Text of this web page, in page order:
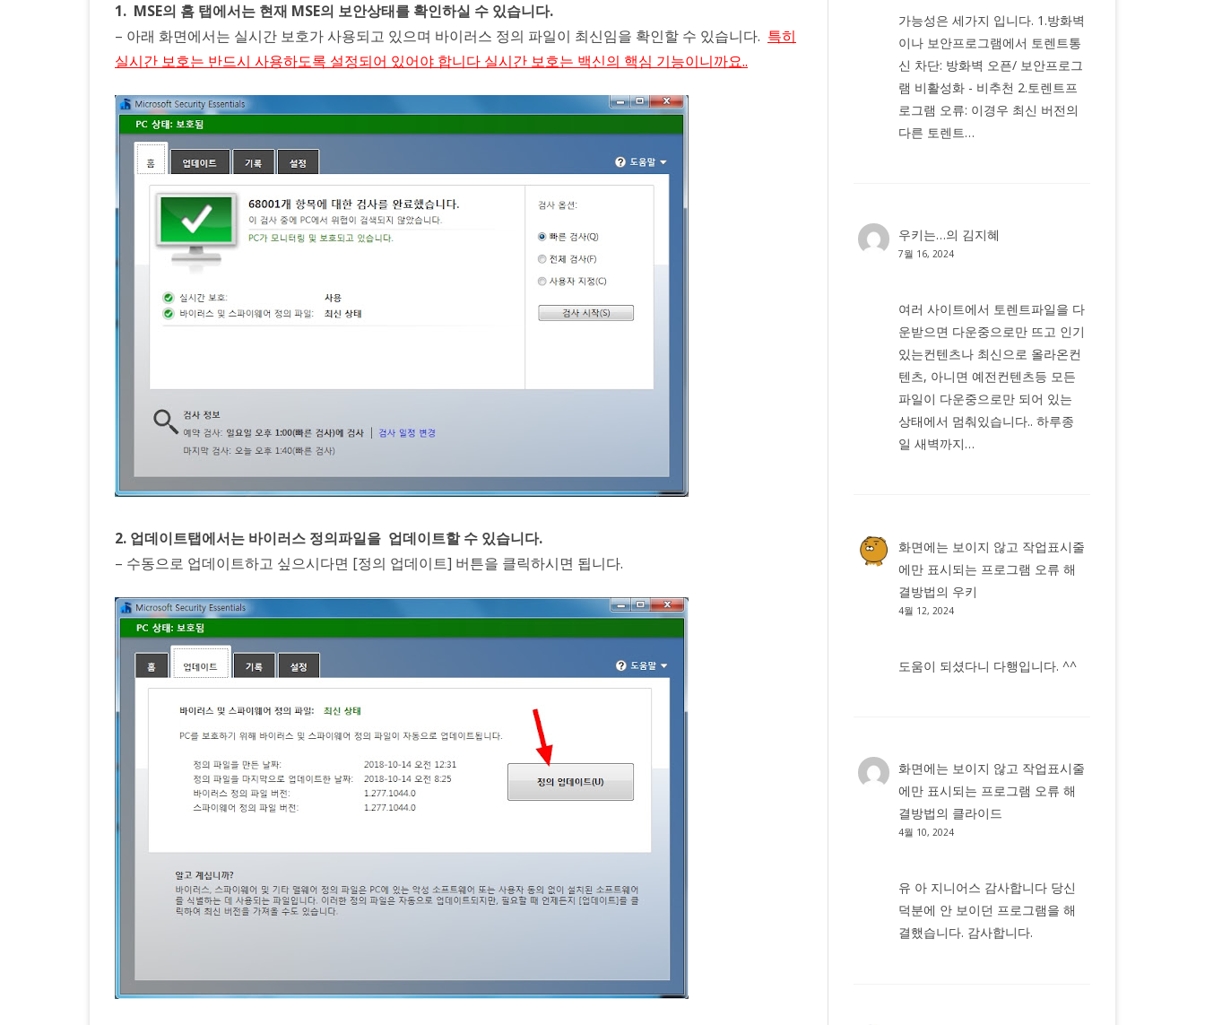
1. MSE의 홈 탭에서는 현재 MSE의 보안상태를 확인하실 수 있습니다.
– 아래 화면에서는 실시간 보호가 사용되고 있으며 바이러스 정의 파일이 최신임을 확인할 수 있습니다. 특히
실시간 보호는 반드시 사용하도록 설정되어 있어야 합니다 실시간 보호는 백신의 핵심 기능이니까요..
2. 업데이트탭에서는 바이러스 정의파일을 업데이트할 수 있습니다.
– 수동으로 업데이트하고 싶으시다면 [정의 업데이트] 버튼을 클릭하시면 됩니다.
가능성은 세가지 입니다. 1.방화벽
이나 보안프로그램에서 토렌트통
신 차단: 방화벽 오픈/ 보안프로그
램 비활성화 - 비추천 2.토렌트프
로그램 오류: 이경우 최신 버전의
다른 토렌트…
우키는…의 김지혜
7월 16, 2024
여러 사이트에서 토렌트파일을 다
운받으면 다운중으로만 뜨고 인기
있는컨텐츠나 최신으로 올라온컨
텐츠, 아니면 예전컨텐츠등 모든
파일이 다운중으로만 되어 있는
상태에서 멈춰있습니다.. 하루종
일 새벽까지…
화면에는 보이지 않고 작업표시줄
에만 표시되는 프로그램 오류 해
결방법의 우키
4월 12, 2024
도움이 되셨다니 다행입니다. ^^
화면에는 보이지 않고 작업표시줄
에만 표시되는 프로그램 오류 해
결방법의 클라이드
4월 10, 2024
유 아 지니어스 감사합니다 당신
덕분에 안 보이던 프로그램을 해
결했습니다. 감사합니다.